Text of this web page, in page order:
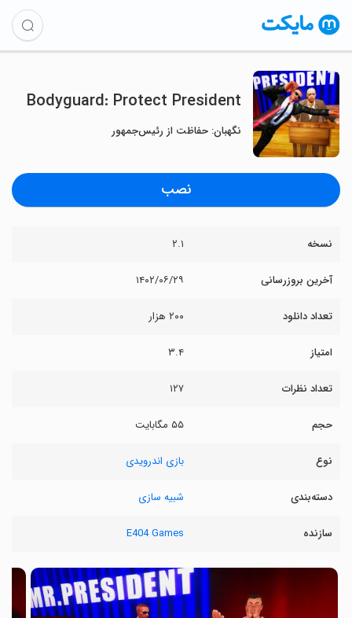
Bodyguard: Protect President
نگهبان: حفاظت از رئیس‌جمهور
نصب
نسخه ۲.۱
آخرین بروزرسانی ۱۴۰۲/۰۶/۲۹
تعداد دانلود ۲۰۰ هزار
امتیاز ۳.۴
تعداد نظرات ۱۲۷
حجم ۵۵ مگابایت
نوع بازی اندرویدی
دسته‌بندی شبیه سازی
سازنده E404 Games